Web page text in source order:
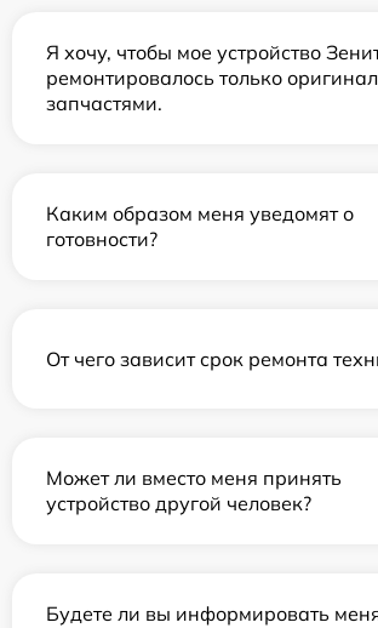
Я хочу, чтобы мое устройство
ремонтировалось только
запчастями.
Каким образом меня уведомят о
готовности?
От чего зависит срок ремонта
Может ли вместо меня принять
устройство другой человек?
Будете ли вы информировать